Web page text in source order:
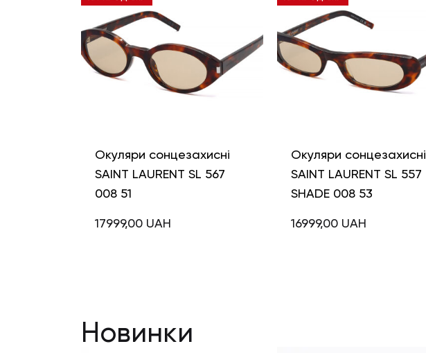
Окуляри сонцезахисні
SAINT LAURENT SL 567
008 51
17999,00 UAH
Окуляри сонцезахисні
SAINT LAURENT SL 557
SHADE 008 53
16999,00 UAH
Новинки